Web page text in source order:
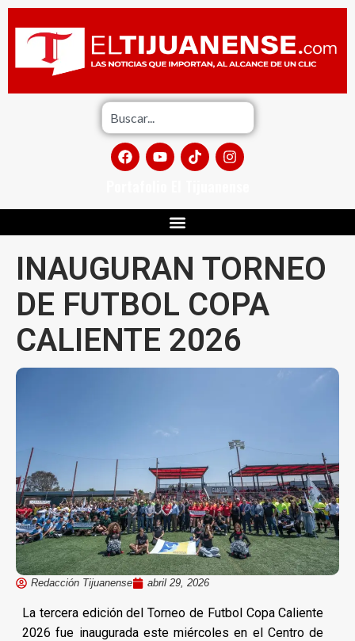
INAUGURAN TORNEO
DE FUTBOL COPA
CALIENTE 2026
Redacción Tijuanense abril 29, 2026
La tercera edición del Torneo de Futbol Copa Caliente
2026 fue inaugurada este miércoles en el Centro de